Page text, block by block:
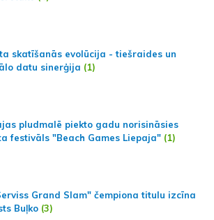
skatīšanās evolūcija - tiešraides un
datu sinerģija (1)
pludmalē piekto gadu norisināsies
festivāls "Beach Games Liepaja" (1)
Grand Slam" čempiona titulu izcīna
Buļko (3)